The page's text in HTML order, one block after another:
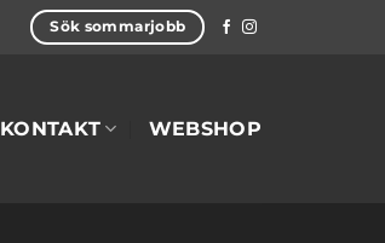
Sök sommarjobb
KONTAKT WEBSHOP